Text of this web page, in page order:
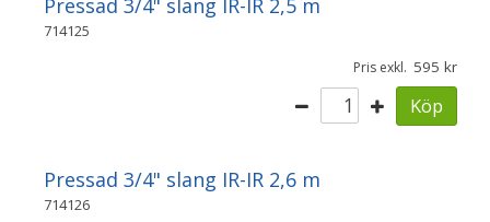
714125
Pris exkl. 595
Köp
Pressad 3/4" slang IR-IR 2,6 m
714126